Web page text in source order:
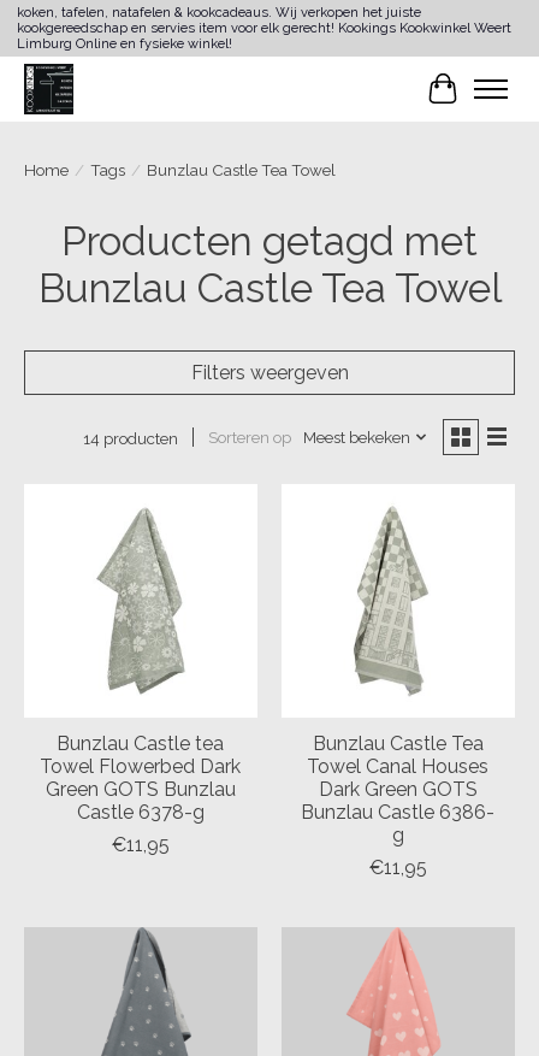
koken, tafelen, natafelen & kookcadeaus. Wij verkopen het juiste
kookgereedschap en servies item voor elk gerecht! Kookings Kookwinkel Weert
Limburg Online en fysieke winkel!
Home / Tags / Bunzlau Castle Tea Towel
Producten getagd met
Bunzlau Castle Tea Towel
Filters weergeven
14 producten Sorteren op Meest bekeken
Bunzlau Castle tea
Towel Flowerbed Dark
Green GOTS Bunzlau
Castle 6378-g
€11,95
Bunzlau Castle Tea
Towel Canal Houses
Dark Green GOTS
Bunzlau Castle 6386-
g
€11,95